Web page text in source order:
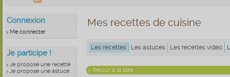
Connexion
Me connecter
Je participe !
Je propose une recette
Je propose une astuce
Mes recettes de cuisine
Les recettes Les astuces Les recettes vidéo
< Retour à la liste